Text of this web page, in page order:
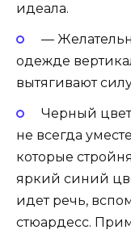
идеала.
—
одежде
вытягивают
Черный
не всегда
которые
яркий синий
идет речь,
стюардесс.